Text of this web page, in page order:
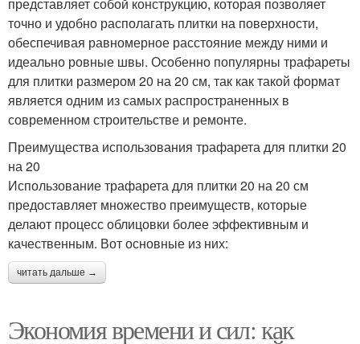
точно и удобно располагать плитки на поверхности,
обеспечивая равномерное расстояние между ними и
идеально ровные швы. Особенно популярны трафареты
для плитки размером 20 на 20 см, так как такой формат
является одним из самых распространенных в
современном строительстве и ремонте.
Преимущества использования трафарета для плитки 20
на 20
Использование трафарета для плитки 20 на 20 см
предоставляет множество преимуществ, которые
делают процесс облицовки более эффективным и
качественным. Вот основные из них:
читать дальше →
Экономия времени и сил: как